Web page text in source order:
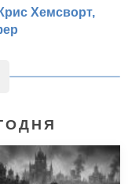
Хемсворт,